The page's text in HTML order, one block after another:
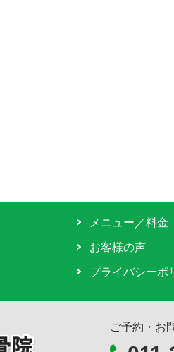
メニュー／料金
お客様の声
プライバシーポ
ご予約・お